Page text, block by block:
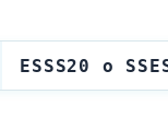
ESSS20 o